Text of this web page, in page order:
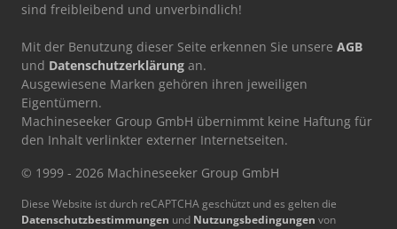
sind freibleibend und unverbindlich!
Mit der Benutzung dieser Seite erkennen Sie unsere AGB
und Datenschutzerklärung an.
Ausgewiesene Marken gehören ihren jeweiligen
Eigentümern.
Machineseeker Group GmbH übernimmt keine Haftung für
den Inhalt verlinkter externer Internetseiten.
© 1999 - 2026 Machineseeker Group GmbH
Diese Website ist durch reCAPTCHA geschützt und es gelten die
Datenschutzbestimmungen und Nutzungsbedingungen von